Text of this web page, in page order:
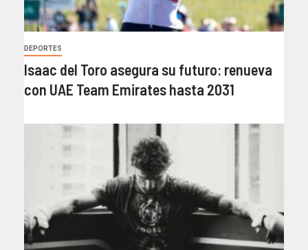
DEPORTES
Isaac del Toro asegura su futuro: renueva
con UAE Team Emirates hasta 2031